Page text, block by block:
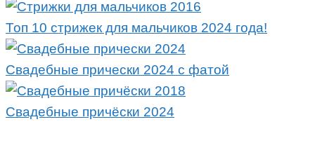
Топ 10 стрижек для мальчиков 2024 года!
Свадебные прически 2024 с фатой
Свадебные причёски 2024